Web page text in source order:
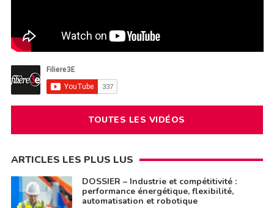
TOUTES LES VIDÉOS
ARTICLES LES PLUS LUS
DOSSIER – Industrie et compétitivité :
performance énergétique, flexibilité,
automatisation et robotique